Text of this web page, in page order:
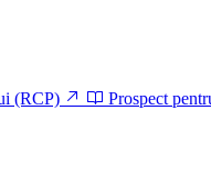
(RCP) Prospect